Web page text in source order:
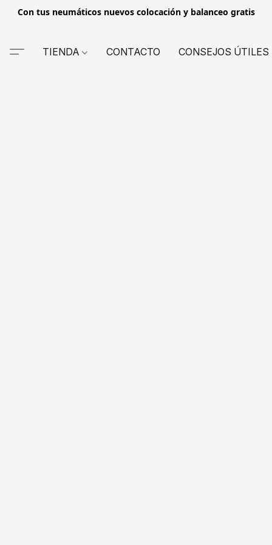
Con tus neumáticos nuevos colocación y balanceo gratis
TIENDA CONTACTO CONSEJOS ÚTILES